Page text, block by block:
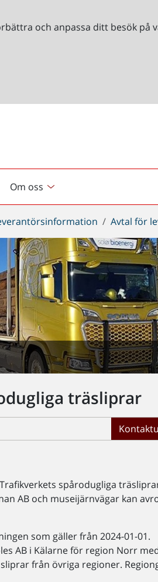
och anpassa ditt besök på
Om oss
Avtal för
träsliprar
spårodugliga
AB och museijärnvägar kan
som gäller från 2024-01-01.
AB i Kälarne för region Norr
från övriga regioner.